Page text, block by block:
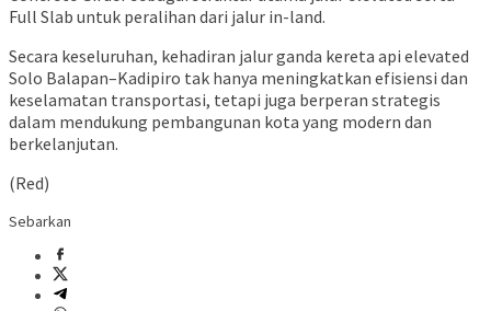
Full Slab untuk peralihan dari jalur in-land.
Secara keseluruhan, kehadiran jalur ganda kereta api elevated
Solo Balapan–Kadipiro tak hanya meningkatkan efisiensi dan
keselamatan transportasi, tetapi juga berperan strategis
dalam mendukung pembangunan kota yang modern dan
berkelanjutan.
(Red)
Sebarkan